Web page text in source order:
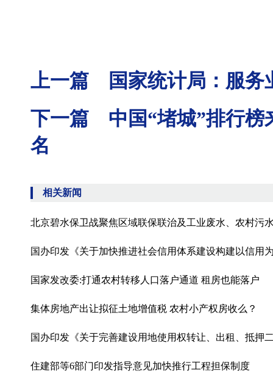
上一篇 国家统计局：服务
下一篇 中国“堵城”排行榜
名
相关新闻
北京碧水保卫战聚焦区域联保联治及工业废水、农村污
国办印发《关于加快推进社会信用体系建设构建以信用
国家发改委:打通农村转移人口落户通道 租房也能落户
集体房地产出让拟征土地增值税 农村小产权房收么？
国办印发《关于完善建设用地使用权转让、出租、抵押
住建部等6部门印发指导意见加快推行工程担保制度